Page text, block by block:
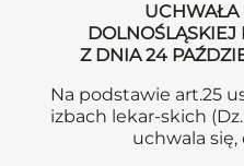
UCHWAŁA
DOLNOŚLĄSKIEJ
Z DNIA 24
Na podstawie art.25
izbach lekar-skich
uchwala